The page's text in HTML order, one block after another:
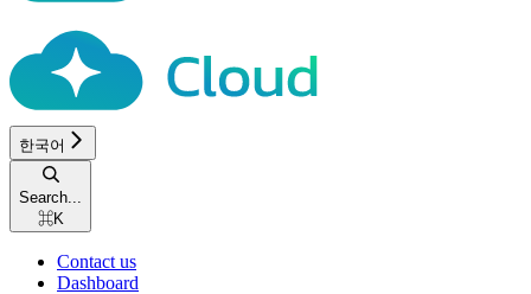
한국어
Search...
⌘K
Contact us
Dashboard